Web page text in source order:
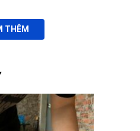
THÊM
nhưng mua được sản phẩm